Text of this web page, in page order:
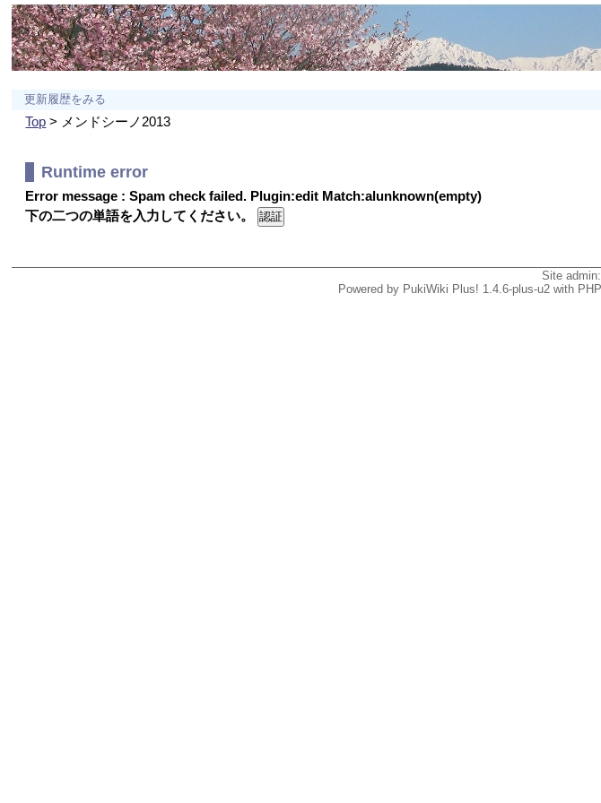
更新履歴をみる
Top > メンドシーノ2013
Runtime error
Error message : Spam check failed. Plugin:edit Match:alunknown(empty)
下の二つの単語を入力してください。
Site admin:
Powered by PukiWiki Plus! 1.4.6-plus-u2 with